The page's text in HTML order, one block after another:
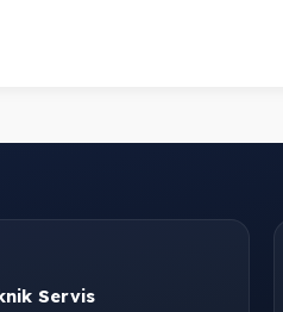
Servis